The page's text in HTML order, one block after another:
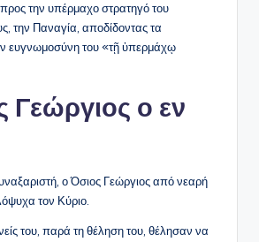
την υπέρμαχο στρατηγό του
την Παναγία, αποδίδοντας τα
ευγνωμοσύνη του «τῇ ὑπερμάχῳ
Γεώργιος ο εν
ο Όσιος Γεώργιος από νεαρή
τον Κύριο.
του, παρά τη θέληση του, θέλησαν να